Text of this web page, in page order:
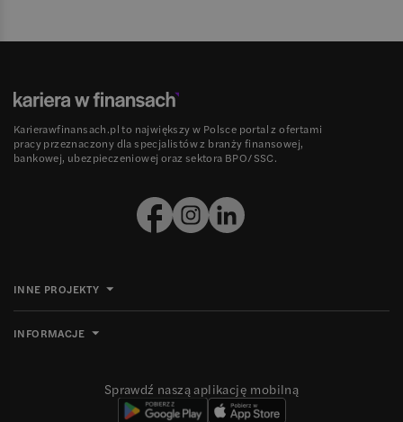
Karierawfinansach.pl to największy w Polsce portal z ofertami
pracy przeznaczony dla specjalistów z branży finansowej,
bankowej, ubezpieczeniowej oraz sektora BPO/SSC.
INNE PROJEKTY
INFORMACJE
Sprawdź naszą aplikację mobilną